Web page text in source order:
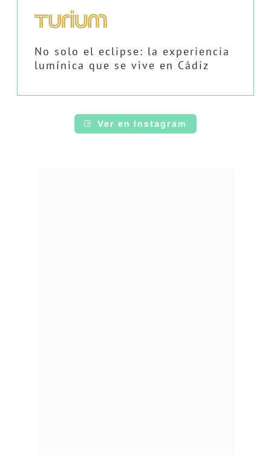
No solo el eclipse: la experiencia
lumínica que se vive en Cádiz
Ver en Instagram